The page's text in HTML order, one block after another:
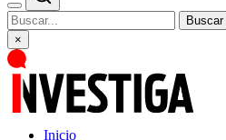
Buscar
×
Inicio